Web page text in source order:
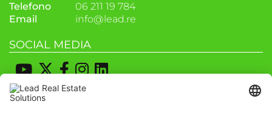
Telefono
06 211 19 784
Email
info@lead.re
SOCIAL MEDIA
POSIZIONE & PIANIFICAZIONE DEL
PERCORSO